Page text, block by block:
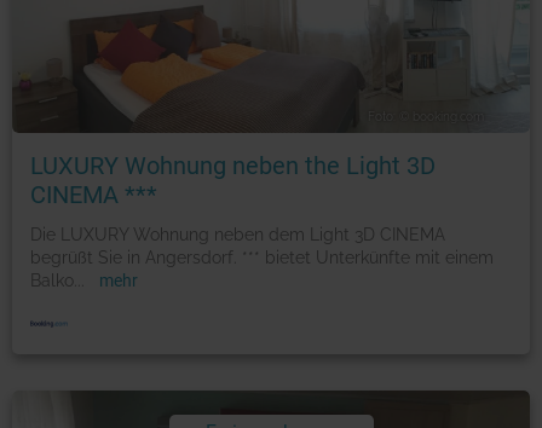
LUXURY Wohnung neben the Light 3D
CINEMA ***
Die LUXURY Wohnung neben dem Light 3D CINEMA
begrüßt Sie in Angersdorf. *** bietet Unterkünfte mit einem
Balko
mehr